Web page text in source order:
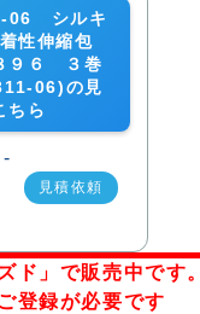
06 シルキ
性伸縮包
９６ ３巻
06)の見
ちら
見積依頼
ド」で販売中です。
登録が必要です